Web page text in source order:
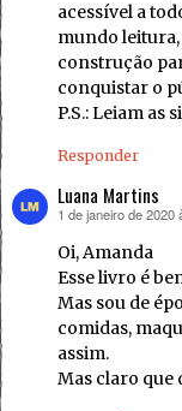
acessível a
mundo
construção
conquistar o
P.S.: Leiam
Responder
Luana Martins
disse:
1 de janeiro de 2020
Oi, Amanda
Esse livro é
Mas sou de
comidas,
assim.
Mas claro que